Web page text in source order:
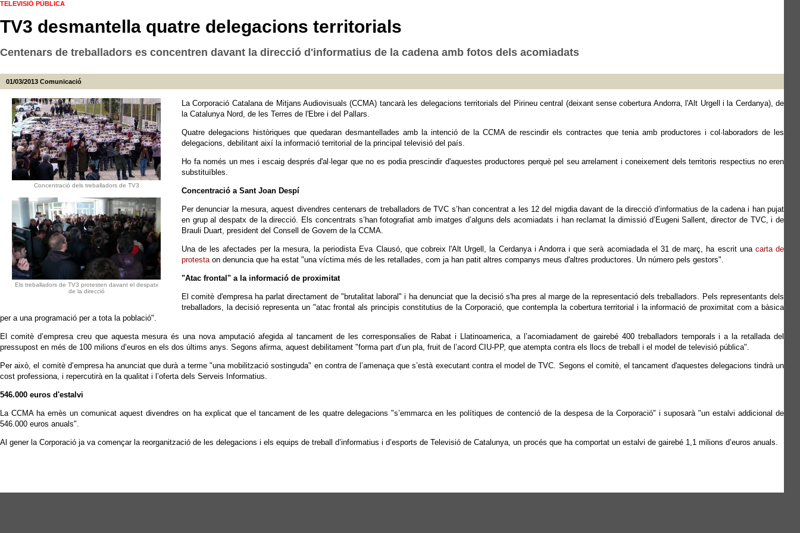
TELEVISIÓ PÚBLICA
TV3 desmantella quatre delegacions territorials
Centenars de treballadors es concentren davant la direcció d'informatius de la cadena amb fotos dels acomiadats
01/03/2013 Comunicació
Concentració dels treballadors de TV3
Els treballadors de TV3 protesten davant el despatx
de la direcció
La Corporació Catalana de Mitjans Audiovisuals (CCMA) tancarà les delegacions territorials del Pirineu central (deixant sense cobertura Andorra, l'Alt Urgell i la Cerdanya), de
la Catalunya Nord, de les Terres de l'Ebre i del Pallars.
Quatre delegacions històriques que quedaran desmantellades amb la intenció de la CCMA de rescindir els contractes que tenia amb productores i col·laboradors de les
delegacions, debilitant així la informació territorial de la principal televisió del país.
Ho fa només un mes i escaig després d'al·legar que no es podia prescindir d'aquestes productores perquè pel seu arrelament i coneixement dels territoris respectius no eren
substituïbles.
Concentració a Sant Joan Despí
Per denunciar la mesura, aquest divendres centenars de treballadors de TVC s’han concentrat a les 12 del migdia davant de la direcció d’informatius de la cadena i han pujat
en grup al despatx de la direcció. Els concentrats s’han fotografiat amb imatges d’alguns dels acomiadats i han reclamat la dimissió d’Eugeni Sallent, director de TVC, i de
Brauli Duart, president del Consell de Govern de la CCMA.
Una de les afectades per la mesura, la periodista Eva Clausó, que cobreix l'Alt Urgell, la Cerdanya i Andorra i que serà acomiadada el 31 de març, ha escrit una carta de
protestaon denuncia que ha estat "una víctima més de les retallades, com ja han patit altres companys meus d'altres productores. Un número pels gestors".
"Atac frontal" a la informació de proximitat
El comitè d'empresa ha parlat directament de "brutalitat laboral" i ha denunciat que la decisió s'ha pres al marge de la representació dels treballadors. Pels representants dels
treballadors, la decisió representa un "atac frontal als principis constitutius de la Corporació, que contempla la cobertura territorial i la informació de proximitat com a bàsica
per a una programació per a tota la població".
El comitè d’empresa creu que aquesta mesura és una nova amputació afegida al tancament de les corresponsalies de Rabat i Llatinoamerica, a l’acomiadament de gairebé 400 treballadors temporals i a la retallada del
pressupost en més de 100 milions d’euros en els dos últims anys. Segons afirma, aquest debilitament "forma part d’un pla, fruit de l’acord CIU-PP, que atempta contra els llocs de treball i el model de televisió pública".
Per això, el comitè d’empresa ha anunciat que durà a terme "una mobilització sostinguda" en contra de l’amenaça que s’està executant contra el model de TVC. Segons el comitè, el tancament d'aquestes delegacions tindrà un
cost professiona, i repercutirà en la qualitat i l’oferta dels Serveis Informatius.
546.000 euros d'estalvi
La CCMA ha emès un comunicat aquest divendres on ha explicat que el tancament de les quatre delegacions "s’emmarca en les polítiques de contenció de la despesa de la Corporació" i suposarà "un estalvi addicional de
546.000 euros anuals".
Al gener la Corporació ja va començar la reorganització de les delegacions i els equips de treball d’informatius i d’esports de Televisió de Catalunya, un procés que ha comportat un estalvi de gairebé 1,1 milions d’euros anuals.